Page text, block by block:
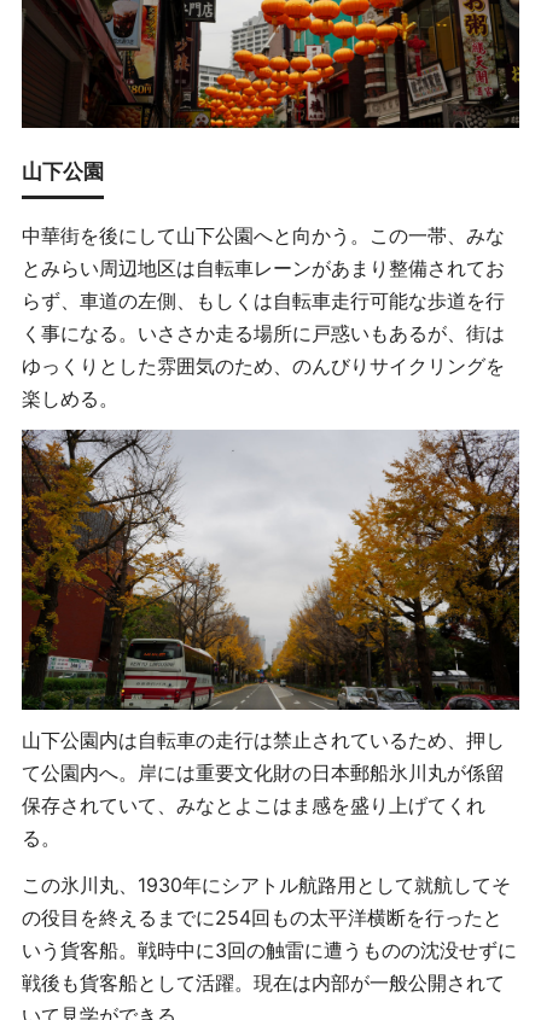
山下公園
中華街を後にして山下公園へと向かう。この一帯、みな
とみらい周辺地区は自転車レーンがあまり整備されてお
らず、車道の左側、もしくは自転車走行可能な歩道を行
く事になる。いささか走る場所に戸惑いもあるが、街は
ゆっくりとした雰囲気のため、のんびりサイクリングを
楽しめる。
山下公園内は自転車の走行は禁止されているため、押し
て公園内へ。岸には重要文化財の日本郵船氷川丸が係留
保存されていて、みなとよこはま感を盛り上げてくれ
る。
この氷川丸、1930年にシアトル航路用として就航してそ
の役目を終えるまでに254回もの太平洋横断を行ったと
いう貨客船。戦時中に3回の触雷に遭うものの沈没せずに
戦後も貨客船として活躍。現在は内部が一般公開されて